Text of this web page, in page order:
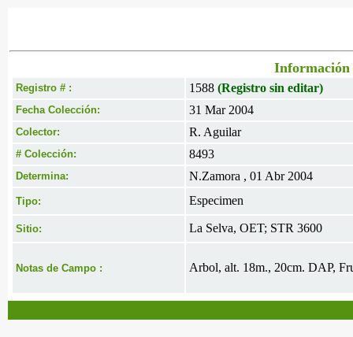
Información
Registro # : 1588 (Registro sin editar)
Fecha Colección: 31 Mar 2004
Colector: R. Aguilar
# Colección: 8493
Determina: N.Zamora , 01 Abr 2004
Tipo: Especimen
Sitio: La Selva, OET; STR 3600
Notas de Campo : Arbol, alt. 18m., 20cm. DAP,